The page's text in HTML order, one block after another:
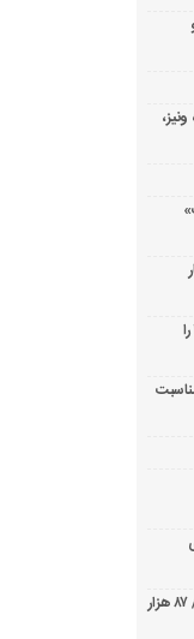
جورج کلونی شیر طلایی جشنواره فیلم ونیز ۲۰۲۶ را
صدرنشینی قاطع «تهران کنارت» در گیشه هفته/ ۸۷ هزار